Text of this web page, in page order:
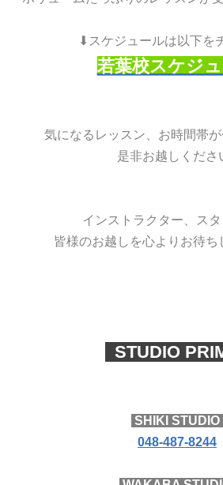
⬇︎スケジュールは以下を
若葉校スケジ
気になるレッスン、お時間帯
是非お越しくださ
インストラクター、ス
皆様のお越しを心よりお待ち
STUDIO
SHIKI STUDIO
048-487-8244